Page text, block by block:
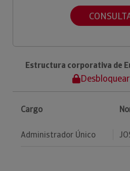
Estructura corporativa de
Cargo
Administrador Único